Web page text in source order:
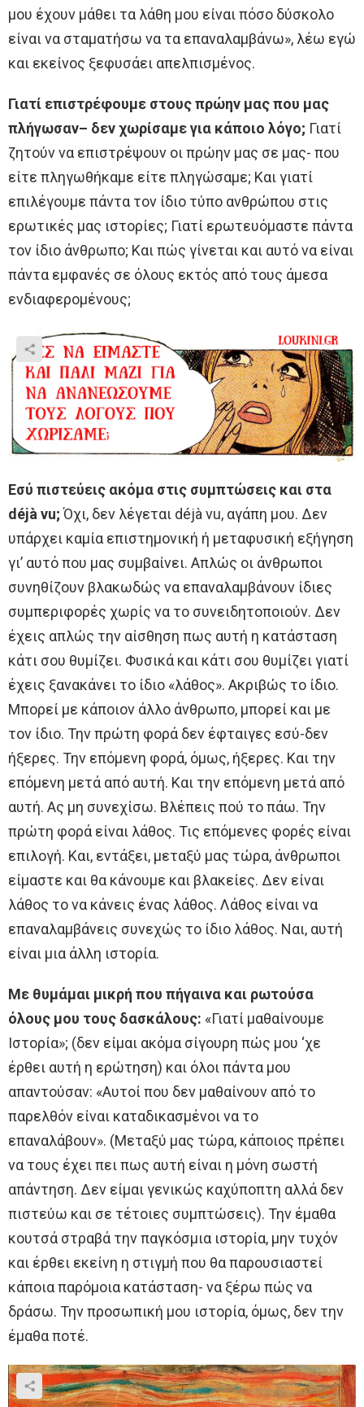
μου έχουν μάθει τα λάθη μου είναι πόσο δύσκολο
είναι να σταματήσω να τα επαναλαμβάνω», λέω εγώ
και εκείνος ξεφυσάει απελπισμένος.
Γιατί επιστρέφουμε στους πρώην μας που μας
πλήγωσαν– δεν χωρίσαμε για κάποιο λόγο; Γιατί
ζητούν να επιστρέψουν οι πρώην μας σε μας- που
είτε πληγωθήκαμε είτε πληγώσαμε; Και γιατί
επιλέγουμε πάντα τον ίδιο τύπο ανθρώπου στις
ερωτικές μας ιστορίες; Γιατί ερωτευόμαστε πάντα
τον ίδιο άνθρωπο; Και πώς γίνεται και αυτό να είναι
πάντα εμφανές σε όλους εκτός από τους άμεσα
ενδιαφερομένους;
Εσύ πιστεύεις ακόμα στις συμπτώσεις και στα
déjà vu;Όχι, δεν λέγεται déjà vu, αγάπη μου. Δεν
υπάρχει καμία επιστημονική ή μεταφυσική εξήγηση
γι’ αυτό που μας συμβαίνει. Απλώς οι άνθρωποι
συνηθίζουν βλακωδώς να επαναλαμβάνουν ίδιες
συμπεριφορές χωρίς να το συνειδητοποιούν. Δεν
έχεις απλώς την αίσθηση πως αυτή η κατάσταση
κάτι σου θυμίζει. Φυσικά και κάτι σου θυμίζει γιατί
έχεις ξανακάνει το ίδιο «λάθος». Ακριβώς το ίδιο.
Μπορεί με κάποιον άλλο άνθρωπο, μπορεί και με
τον ίδιο. Την πρώτη φορά δεν έφταιγες εσύ-δεν
ήξερες. Την επόμενη φορά, όμως, ήξερες. Και την
επόμενη μετά από αυτή. Και την επόμενη μετά από
αυτή. Ας μη συνεχίσω. Βλέπεις πού το πάω. Την
πρώτη φορά είναι λάθος. Τις επόμενες φορές είναι
επιλογή. Και, εντάξει, μεταξύ μας τώρα, άνθρωποι
είμαστε και θα κάνουμε και βλακείες. Δεν είναι
λάθος το να κάνεις ένας λάθος. Λάθος είναι να
επαναλαμβάνεις συνεχώς το ίδιο λάθος. Ναι, αυτή
είναι μια άλλη ιστορία.
Με θυμάμαι μικρή που πήγαινα και ρωτούσα
όλους μου τους δασκάλους: «Γιατί μαθαίνουμε
Ιστορία»; (δεν είμαι ακόμα σίγουρη πώς μου ‘χε
έρθει αυτή η ερώτηση) και όλοι πάντα μου
απαντούσαν: «Αυτοί που δεν μαθαίνουν από το
παρελθόν είναι καταδικασμένοι να το
επαναλάβουν». (Μεταξύ μας τώρα, κάποιος πρέπει
να τους έχει πει πως αυτή είναι η μόνη σωστή
απάντηση. Δεν είμαι γενικώς καχύποπτη αλλά δεν
πιστεύω και σε τέτοιες συμπτώσεις). Την έμαθα
κουτσά στραβά την παγκόσμια ιστορία, μην τυχόν
και έρθει εκείνη η στιγμή που θα παρουσιαστεί
κάποια παρόμοια κατάσταση- να ξέρω πώς να
δράσω. Την προσωπική μου ιστορία, όμως, δεν την
έμαθα ποτέ.